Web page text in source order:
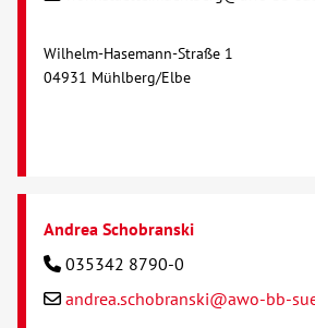
Kontakt
Wilhelm-Hasemann-Straße 1
04931 Mühlberg/Elbe
Andrea Schobranski
035342 8790-0
andrea.schobranski@awo-bb-